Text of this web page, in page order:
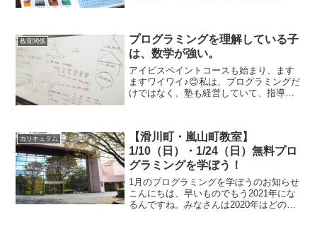
す。換気や消毒...
教育関係
プログラミングを理解している子
は、数学が強い。
アイビスペイントコースも始まり、ます
ますワイワイ♪😊私は、プログラミングだ
けではなく、塾も経営していて、指導も
している中学生は、数学...
カリキュラム
【滑川町・嵐山町教室】
1/10（日）・1/24（日）無料プロ
グラミングを学ぼう！
1月のプログラミングを学ぼうのお知らせ
こんにちは、早いものでもう2021年にな
るんですね。みなさんは2020年はどのよ